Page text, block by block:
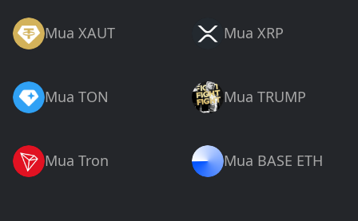
Mua XAUT Mua XRP
Mua TON Mua TRUMP
Mua Tron Mua BASE ETH